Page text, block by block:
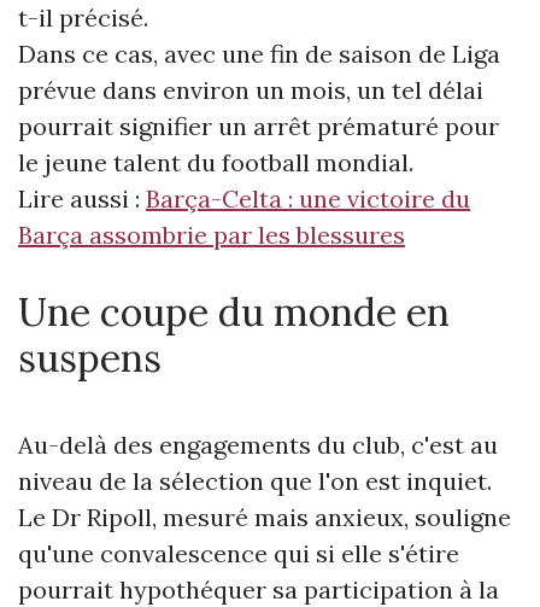
t-il précisé.
Dans ce cas, avec une fin de saison de Liga
prévue dans environ un mois, un tel délai
pourrait signifier un arrêt prématuré pour
le jeune talent du football mondial.
Lire aussi : Barça-Celta : une victoire du
Barça assombrie par les blessures
Une coupe du monde en
suspens
Au-delà des engagements du club, c'est au
niveau de la sélection que l'on est inquiet.
Le Dr Ripoll, mesuré mais anxieux, souligne
qu'une convalescence qui si elle s'étire
pourrait hypothéquer sa participation à la